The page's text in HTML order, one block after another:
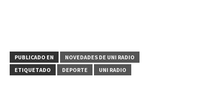
PUBLICADO EN
NOVEDADES DE UNI RADIO
ETIQUETADO
DEPORTE UNI RADIO